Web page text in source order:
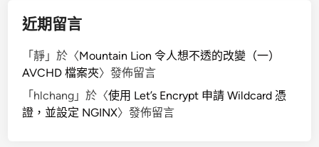
近期留言
「靜 」於〈Mountain Lion 令人想不透的改變（一）
AVCHD 檔案夾〉發佈留言
「 hlchang 」於〈使用 Let’s Encrypt 申請 Wildcard 憑
證，並設定 NGINX〉發佈留言